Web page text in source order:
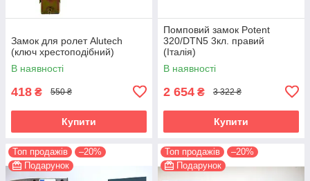
Замок для ролет Alutech
(ключ хрестоподібний)
В наявності
418 ₴ 550 ₴
Купити
Помповий замок Potent
320/DTN5 3кл. правий
(Італія)
В наявності
2 654 ₴ 3 322 ₴
Купити
Топ продажів
–20%
Подарунок
Топ продажів
–20%
Подарунок